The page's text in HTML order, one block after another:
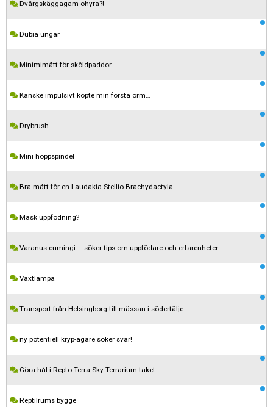
Dvärgskäggagam ohyra?!
Dubia ungar
Minimimått för sköldpaddor
Kanske impulsivt köpte min första orm…
Drybrush
Mini hoppspindel
Bra mått för en Laudakia Stellio Brachydactyla
Mask uppfödning?
Varanus cumingi – söker tips om uppfödare och erfarenheter
Växtlampa
Transport från Helsingborg till mässan i södertälje
ny potentiell kryp-ägare söker svar!
Göra hål i Repto Terra Sky Terrarium taket
Reptilrums bygge